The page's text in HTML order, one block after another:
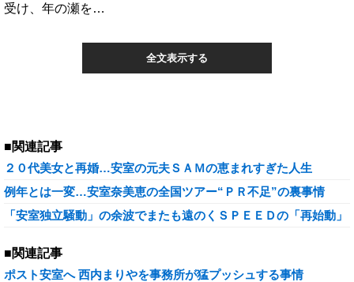
受け、年の瀬を…
全文表示する
■関連記事
２０代美女と再婚…安室の元夫ＳＡＭの恵まれすぎた人生
例年とは一変…安室奈美恵の全国ツアー“ＰＲ不足”の裏事情
「安室独立騒動」の余波でまたも遠のくＳＰＥＥＤの「再始動」
■関連記事
ポスト安室へ 西内まりやを事務所が猛プッシュする事情